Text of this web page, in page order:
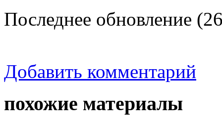
Последнее обновление
Добавить комментарий
похожие материалы